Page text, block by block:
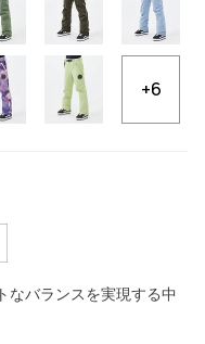
+6
なバランスを実現する中